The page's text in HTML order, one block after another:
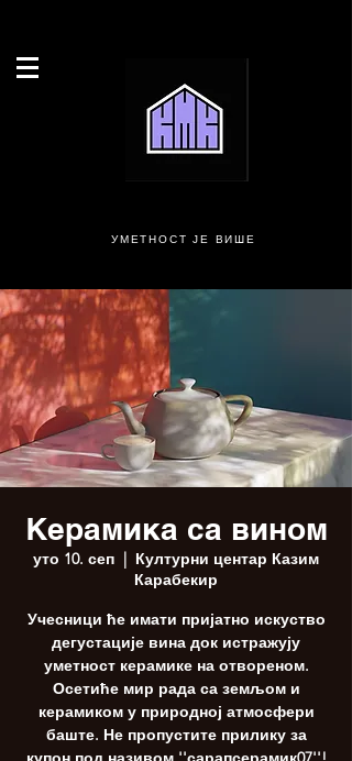
УМЕТНОСТ ЈЕ ВИШЕ
Керамика са вином
уто 10. сеп
  |
Културни центар Казим
Карабекир
Учесници ће имати пријатно искуство
дегустације вина док истражују
уметност керамике на отвореном.
Осетиће мир рада са земљом и
керамиком у природној атмосфери
баште. Не пропустите прилику за